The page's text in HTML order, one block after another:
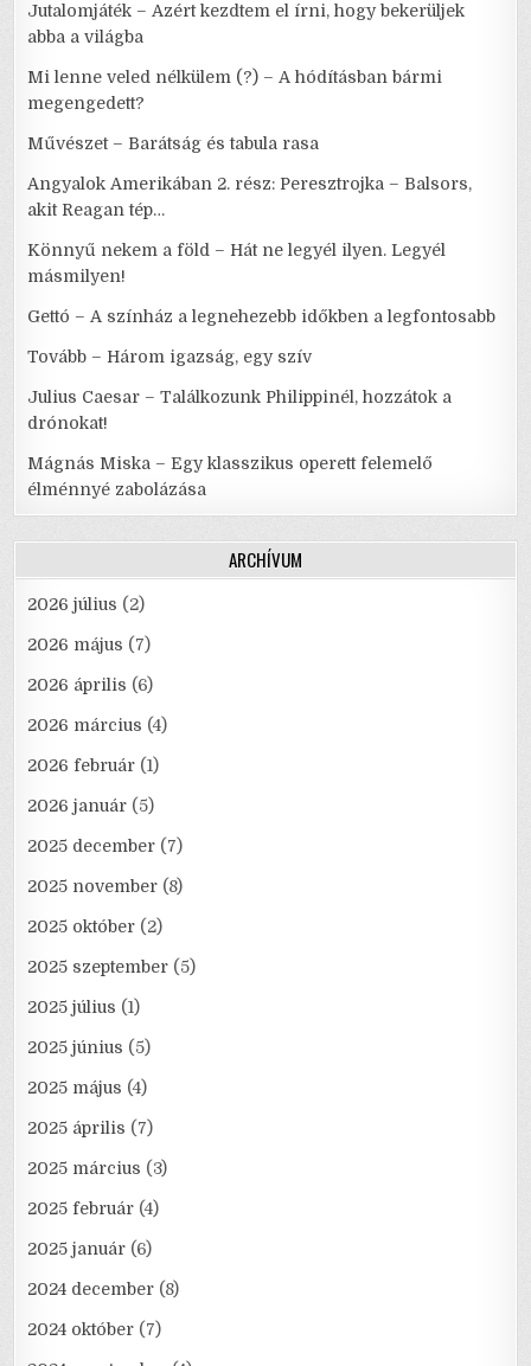
Jutalomjáték – Azért kezdtem el írni, hogy bekerüljek
abba a világba
Mi lenne veled nélkülem (?) – A hódításban bármi
megengedett?
Művészet – Barátság és tabula rasa
Angyalok Amerikában 2. rész: Peresztrojka – Balsors,
akit Reagan tép…
Könnyű nekem a föld – Hát ne legyél ilyen. Legyél
másmilyen!
Gettó – A színház a legnehezebb időkben a legfontosabb
Tovább – Három igazság, egy szív
Julius Caesar – Találkozunk Philippinél, hozzátok a
drónokat!
Mágnás Miska – Egy klasszikus operett felemelő
élménnyé zabolázása
ARCHÍVUM
2026 július (2)
2026 május (7)
2026 április (6)
2026 március (4)
2026 február (1)
2026 január (5)
2025 december (7)
2025 november (8)
2025 október (2)
2025 szeptember (5)
2025 július (1)
2025 június (5)
2025 május (4)
2025 április (7)
2025 március (3)
2025 február (4)
2025 január (6)
2024 december (8)
2024 október (7)